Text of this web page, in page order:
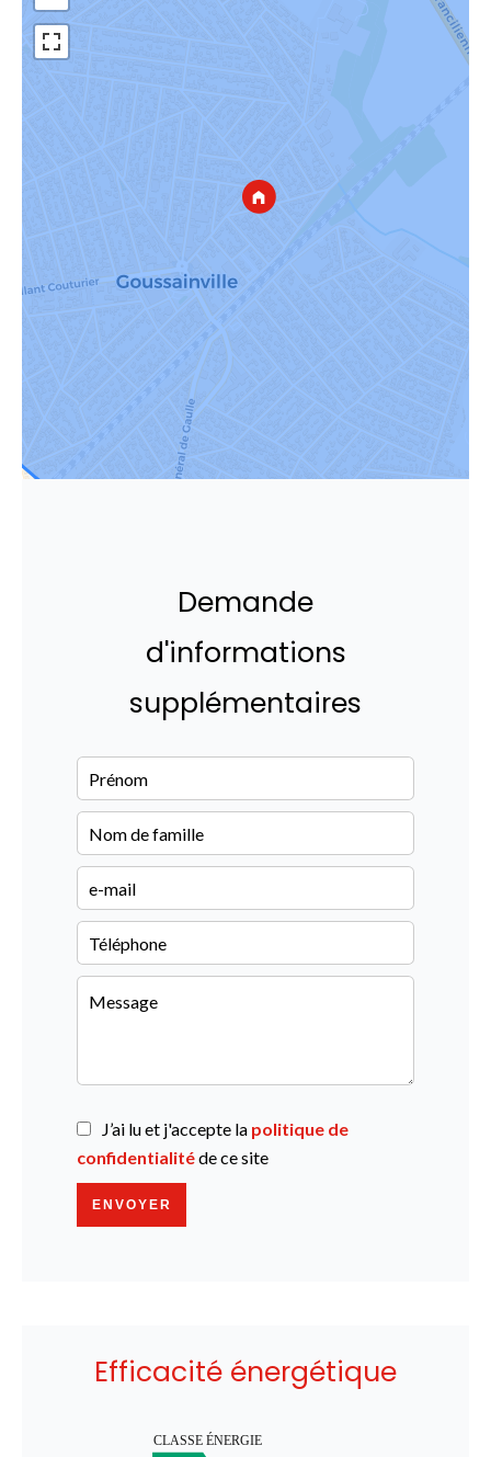
Demande
d'informations
supplémentaires
J’ai lu et j'accepte la politique de
confidentialitéde ce site
ENVOYER
Efficacité énergétique